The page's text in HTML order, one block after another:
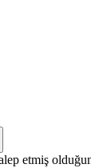
etmiş